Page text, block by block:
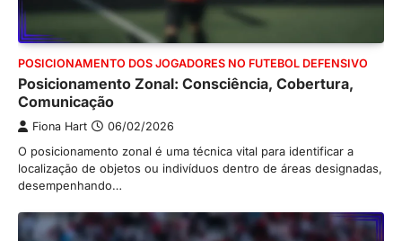
POSICIONAMENTO DOS JOGADORES NO FUTEBOL DEFENSIVO
Posicionamento Zonal: Consciência, Cobertura,
Comunicação
Fiona Hart 06/02/2026
O posicionamento zonal é uma técnica vital para identificar a
localização de objetos ou indivíduos dentro de áreas designadas,
desempenhando…